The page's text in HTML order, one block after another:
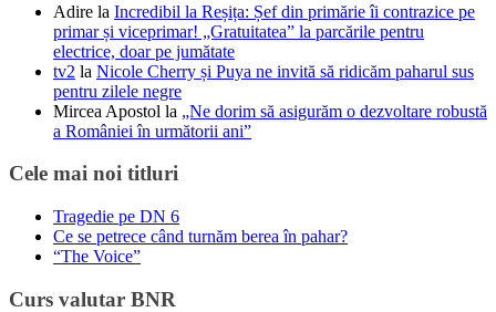
Adire la Incredibil la Reșița: Șef din primărie îi contrazice pe
primar și viceprimar! „Gratuitatea” la parcările pentru
electrice, doar pe jumătate
tv2 la Nicole Cherry și Puya ne invită să ridicăm paharul sus
pentru zilele negre
Mircea Apostol la „Ne dorim să asigurăm o dezvoltare robustă
a României în următorii ani”
Cele mai noi titluri
Tragedie pe DN 6
Ce se petrece când turnăm berea în pahar?
“The Voice”
Curs valutar BNR